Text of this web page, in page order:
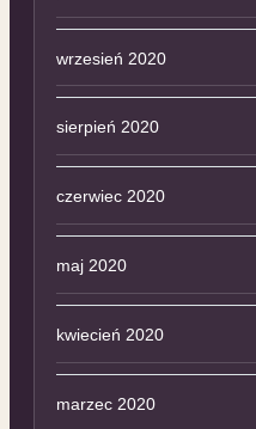
wrzesień 2020
sierpień 2020
czerwiec 2020
maj 2020
kwiecień 2020
marzec 2020